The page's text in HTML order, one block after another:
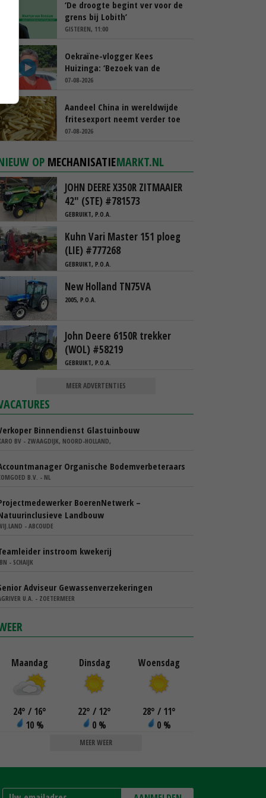
‘De droogte begint ver voor de
grens bij Lobith’
GISTEREN, 11:00
Oekraïne-vlogger Kees
Huizinga: ‘Bezoek van de
ambassade mag zelf groente
07-08-2026
Aandeel China in wereldwijde
fritesexport neemt verder toe
07-08-2026
OP MECHANISATIEMARKT.NL
JOHN DEERE X350R ZITMAAIER
42" (STE) #781573
GEBRUIKT, P.O.A.
Kuhn Vari Master 151 ploeg
(LIE) #777268
GEBRUIKT, P.O.A.
New Holland TN75VA
2005, P.O.A.
John Deere 6150R trekker
(WOL) #58219
GEBRUIKT, P.O.A.
MEER ADVERTENTIES
Binnendienst Glastuinbouw
BV - ZWAAGDIJK, NOORD-HOLLAND,
Organische Bodemverbeteraars
B.V. - NL
BoerenNetwerk –
Landbouw
- ABCOUDE
instroom kwekerij
- SCHAIJK
Adviseur Gewassenverzekeringen
U.A. - ZOETERMEER
Maandag
24° / 16°
10 %
Dinsdag
22° / 12°
0 %
Woensdag
28° / 11°
0 %
MEER WEER